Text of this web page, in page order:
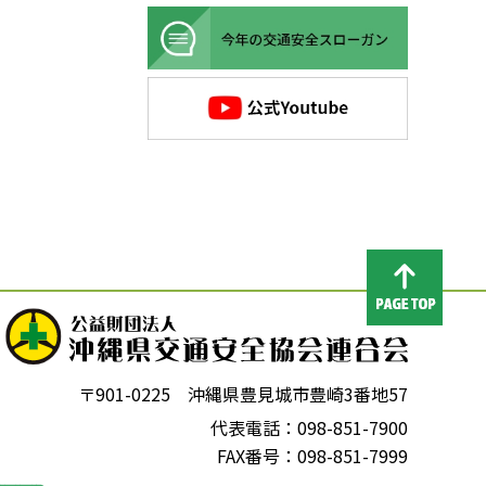
〒901-0225 沖縄県豊見城市豊崎3番地57
代表電話：098-851-7900
FAX番号：098-851-7999